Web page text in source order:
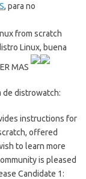
, para no
from scratch
Linux, buena
MAS
de distrowatch:
instructions for
offered
to learn more
is pleased
Candidate 1: